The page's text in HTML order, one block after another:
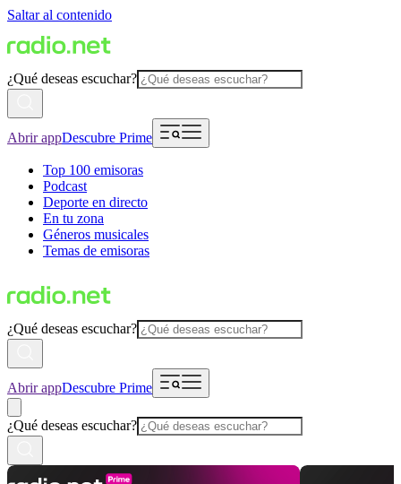
Saltar al contenido
¿Qué deseas escuchar?
Abrir appDescubre Prime
Top 100 emisoras
Podcast
Deporte en directo
En tu zona
Géneros musicales
Temas de emisoras
¿Qué deseas escuchar?
Abrir appDescubre Prime
¿Qué deseas escuchar?